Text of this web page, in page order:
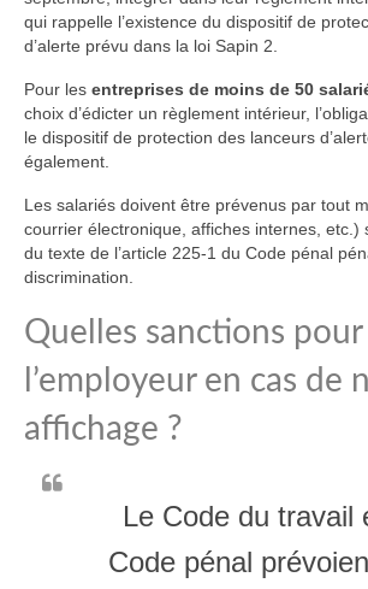
qui rappelle l’existence du dispositif de
d’alerte prévu dans la loi Sapin 2.
Pour les entreprises de moins de 50
choix d’édicter un règlement intérieur,
le dispositif de protection des lanceurs
également.
Les salariés doivent être prévenus par tout
courrier électronique, affiches internes, etc.)
du texte de l’article 225-1 du Code pénal
discrimination.
Quelles sanctions pour
l’employeur en cas de
affichage ?
Le Code du travail
Code pénal